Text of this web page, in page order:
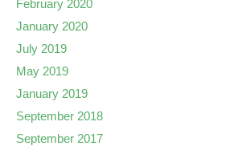
February 2020
January 2020
July 2019
May 2019
January 2019
September 2018
September 2017